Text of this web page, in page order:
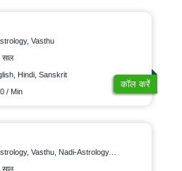
Vasthu
Hindi, Sanskrit
/ Min
कॉल करें
Vasthu, Nadi-Astrology, Psychology